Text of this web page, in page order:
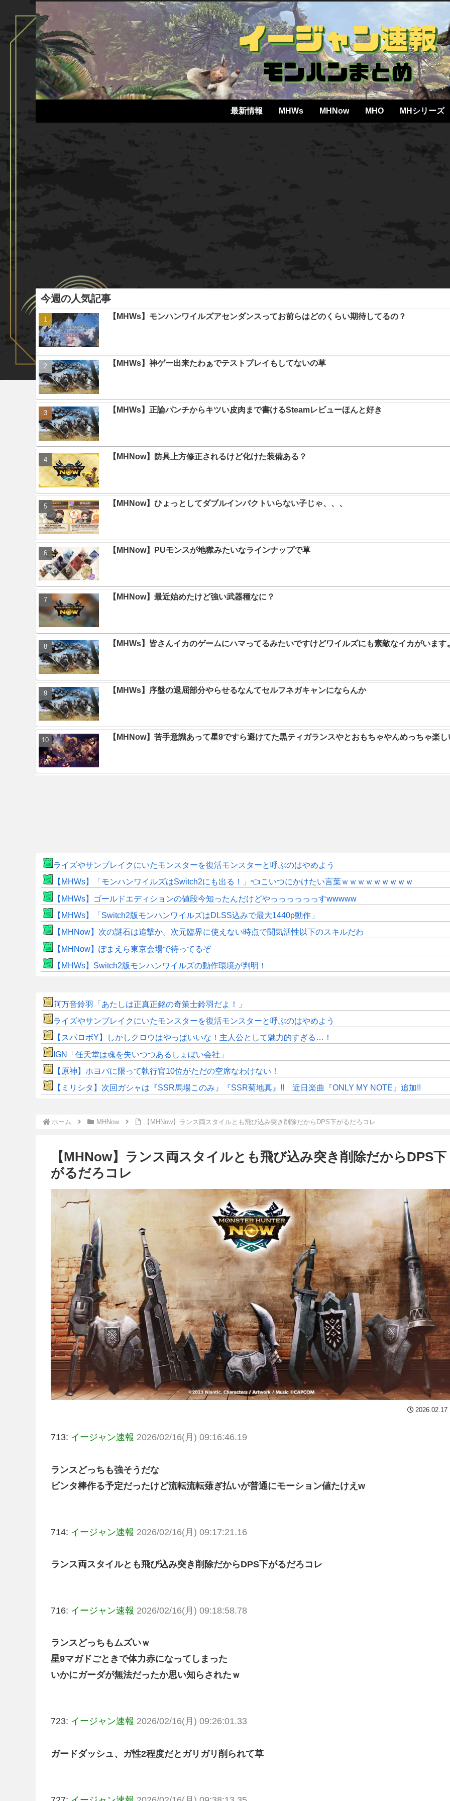
最新情報 MHWs MHNow MHO MHシリーズ
今週の人気記事
【MHWs】モンハンワイルズアセンダンスってお前らはどのくらい期待してるの？
【MHWs】神ゲー出来たわぁでテストプレイもしてないの草
【MHWs】正論パンチからキツい皮肉まで書けるSteamレビューほんと好き
【MHNow】防具上方修正されるけど化けた装備ある？
【MHNow】ひょっとしてダブルインパクトいらない子じゃ、、、
【MHNow】PUモンスが地獄みたいなラインナップで草
【MHNow】最近始めたけど強い武器種なに？
【MHWs】皆さんイカのゲームにハマってるみたいですけどワイルズにも素敵なイカがいます
【MHWs】序盤の退屈部分やらせるなんてセルフネガキャンにならんか
【MHNow】苦手意識あって星9ですら避けてた黒ティガランスやとおもちゃやんめっちゃ楽し
ライズやサンブレイクにいたモンスターを復活モンスターと呼ぶのはやめよう
【MHWs】「モンハンワイルズはSwitch2にも出る！」👈こいつにかけたい言葉ｗｗｗｗｗｗｗｗｗ
【MHWs】ゴールドエディションの値段今知ったんだけどやっっっっっっすwwwww
【MHWs】「Switch2版モンハンワイルズはDLSS込みで最大1440p動作」
【MHNow】次の謎石は追撃か。次元臨界に使えない時点で闘気活性以下のスキルだわ
【MHNow】ぽまえら東京会場で待ってるぞ
【MHWs】Switch2版モンハンワイルズの動作環境が判明！
阿万音鈴羽「あたしは正真正銘の奇策士鈴羽だよ！」
ライズやサンブレイクにいたモンスターを復活モンスターと呼ぶのはやめよう
【スパロボY】しかしクロウはやっぱいいな！主人公として魅力的すぎる…！
IGN「任天堂は魂を失いつつあるしょぼい会社」
【原神】ホヨバに限って執行官10位がただの空席なわけない！
【ミリシタ】次回ガシャは『SSR馬場このみ』『SSR菊地真』!! 近日楽曲『ONLY MY NOTE』追加!!
ホーム MHNow 【MHNow】ランス両スタイルとも飛び込み突き削除だからDPS下がるだろコレ
【MHNow】ランス両スタイルとも飛び込み突き削除だからDPS下
がるだろコレ
2026.02.17
713: イージャン速報 2026/02/16(月) 09:16:46.19
ランスどっちも強そうだな
ビンタ棒作る予定だったけど流転流転薙ぎ払いが普通にモーション値たけえw
714: イージャン速報 2026/02/16(月) 09:17:21.16
ランス両スタイルとも飛び込み突き削除だからDPS下がるだろコレ
716: イージャン速報 2026/02/16(月) 09:18:58.78
ランスどっちもムズいｗ
星9マガドごときで体力赤になってしまった
いかにガーダが無法だったか思い知らされたｗ
723: イージャン速報 2026/02/16(月) 09:26:01.33
ガードダッシュ、ガ性2程度だとガリガリ削られて草